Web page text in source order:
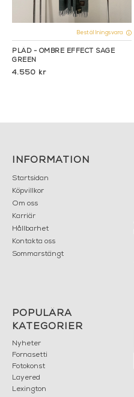
Beställningsvara
PLÄD - OMBRE EFFECT SAGE
GREEN
4.550 kr
INFORMATION
Startsidan
Köpvillkor
Om oss
Karriär
Hållbarhet
Kontakta oss
Sommarstängt
POPULÄRA
KATEGORIER
Nyheter
Fornasetti
Fotokonst
Layered
Lexington